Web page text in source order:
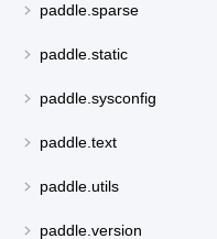
paddle.sparse
paddle.static
paddle.sysconfig
paddle.text
paddle.utils
paddle.version